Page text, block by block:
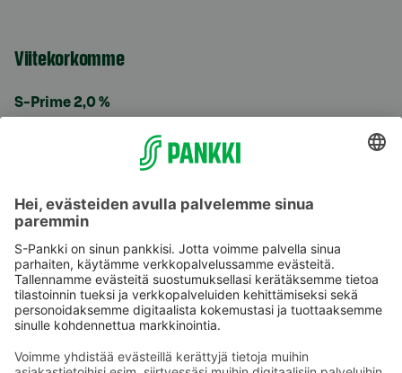
Viitekorkomme
S-Prime 2,0 %
Käyttöehdot